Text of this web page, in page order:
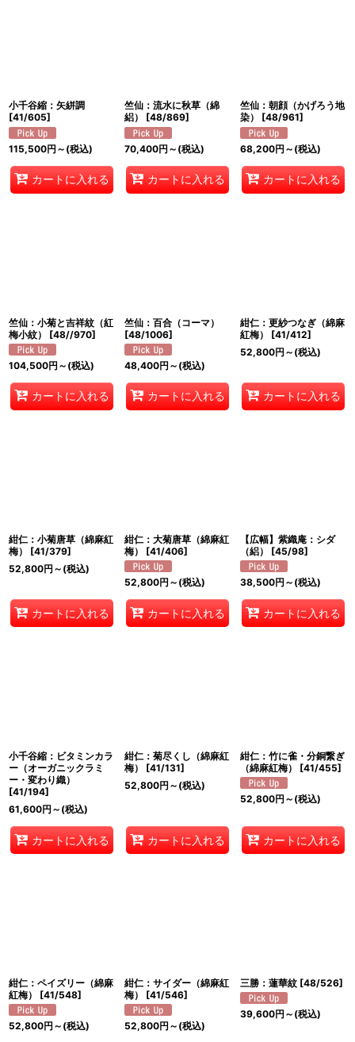
小千谷縮：矢絣調
[41/605]
115,500円 ～ (税込)
カートに入れる
竺仙：流水に秋草（綿
絽）
[48/869]
70,400円 ～ (税込)
カートに入れる
竺仙：朝顔（かげろう地
染）
[48/961]
68,200円 ～ (税込)
カートに入れる
竺仙：小菊と吉祥紋（紅
梅小紋）
[48//970]
104,500円 ～ (税込)
カートに入れる
竺仙：百合（コーマ）
[48/1006]
48,400円 ～ (税込)
カートに入れる
紺仁：更紗つなぎ（綿麻
紅梅）
[41/412]
52,800円 ～ (税込)
カートに入れる
紺仁：小菊唐草（綿麻紅
梅）
[41/379]
52,800円 ～ (税込)
カートに入れる
紺仁：大菊唐草（綿麻紅
梅）
[41/406]
52,800円 ～ (税込)
カートに入れる
【広幅】紫織庵：シダ
（絽）
[45/98]
38,500円 ～ (税込)
カートに入れる
小千谷縮：ビタミンカラ
ー（オーガニックラミ
ー・変わり織）
[41/194]
61,600円 ～ (税込)
カートに入れる
紺仁：菊尽くし（綿麻紅
梅）
[41/131]
52,800円 ～ (税込)
カートに入れる
紺仁：竹に雀・分銅繋ぎ
（綿麻紅梅）
[41/455]
52,800円 ～ (税込)
カートに入れる
紺仁：ペイズリー（綿麻
紅梅）
[41/548]
52,800円 ～ (税込)
紺仁：サイダー（綿麻紅
梅）
[41/546]
52,800円 ～ (税込)
三勝：蓮華紋 [48/526]
39,600円 ～ (税込)